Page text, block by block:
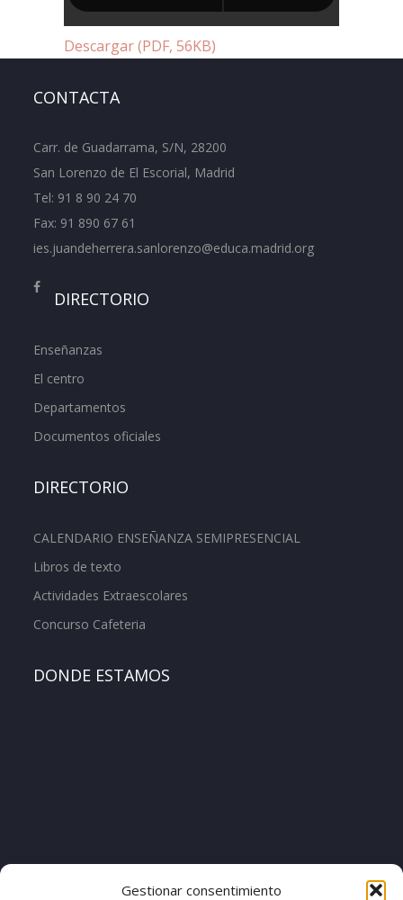
Gestionar consentimiento
Descargar (PDF, 56KB)
CONTACTA
Carr. de Guadarrama, S/N, 28200
San Lorenzo de El Escorial, Madrid
Tel: 91 8 90 24 70
Fax: 91 890 67 61
ies.juandeherrera.sanlorenzo@educa.madrid.org
DIRECTORIO
Enseñanzas
El centro
Departamentos
Documentos oficiales
DIRECTORIO
CALENDARIO ENSEÑANZA SEMIPRESENCIAL
Libros de texto
Actividades Extraescolares
Concurso Cafeteria
DONDE ESTAMOS